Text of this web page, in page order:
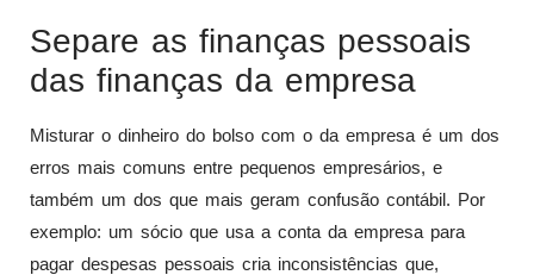
Separe as finanças pessoais
das finanças da empresa
Misturar o dinheiro do bolso com o da empresa é um dos
erros mais comuns entre pequenos empresários, e
também um dos que mais geram confusão contábil. Por
exemplo: um sócio que usa a conta da empresa para
pagar despesas pessoais cria inconsistências que,